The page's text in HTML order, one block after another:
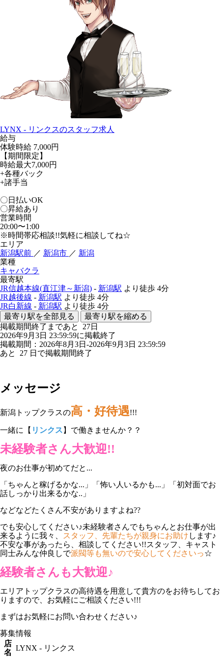
LYNX - リンクスのスタッフ求人
給与
体験時給 7,000円
【期間限定】
時給最大7,000円
+各種バック
+諸手当
〇日払いOK
〇昇給あり
営業時間
20:00〜1:00
※時間帯応相談!!気軽に相談してね☆
エリア
新潟駅前 ／ 新潟市 ／ 新潟
業種
キャバクラ
最寄駅
JR信越本線(直江津～新潟) - 新潟駅 より徒歩 4分
JR越後線 - 新潟駅 より徒歩 4分
JR白新線 - 新潟駅 より徒歩 4分
最寄り駅を全部見る
最寄り駅を縮める
掲載期間終了まであと 27日
2026年9月3日 23:59:59に掲載終了
掲載期間：2026年8月3日-2026年9月3日 23:59:59
あと 27 日で掲載期間終了
メッセージ
新潟トップクラスの高・好待遇!!!
一緒に【 リンクス 】で働きませんか？？
未経験者さん大歓迎!!
夜のお仕事が初めてだと...
「ちゃんと稼げるかな...」「怖い人いるかも...」「初対面でお
話しっかり出来るかな..」
などなどたくさん不安がありますよね??
でも安心してください♪未経験者さんでもちゃんとお仕事が出
来るように我々、
スタッフ、先輩たちが親身にお助け します♪
不安な事があったら、相談してください!!スタッフ、キャスト
同士みんな仲良しで派閥等も無いので安心してくださいっ☆
経験者さんも大歓迎♪
エリアトップクラスの高待遇を用意して貴方のをお待ちしてお
りますので、お気軽にご相談ください!!!
まずはお気軽にお問い合わせください♪
募集情報
店
名
LYNX - リンクス